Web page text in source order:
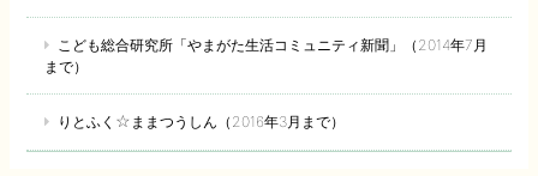
こども総合研究所「やまがた生活コミュニティ新聞」（2014年7月
まで）
りとふく☆ままつうしん（2016年3月まで）